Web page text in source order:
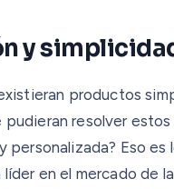
y
productos
pudieran resolver
personalizada? Eso es
líder en el mercado de